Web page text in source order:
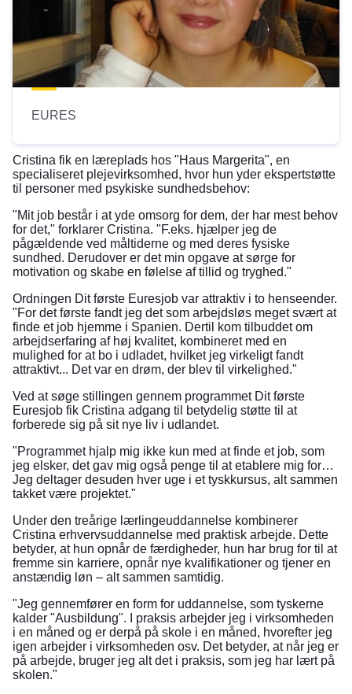
EURES
Cristina fik en læreplads hos "Haus Margerita", en
specialiseret plejevirksomhed, hvor hun yder ekspertstøtte
til personer med psykiske sundhedsbehov:
"Mit job består i at yde omsorg for dem, der har mest behov
for det," forklarer Cristina. "F.eks. hjælper jeg de
pågældende ved måltiderne og med deres fysiske
sundhed. Derudover er det min opgave at sørge for
motivation og skabe en følelse af tillid og tryghed."
Ordningen Dit første Euresjob var attraktiv i to henseender.
"For det første fandt jeg det som arbejdsløs meget svært at
finde et job hjemme i Spanien. Dertil kom tilbuddet om
arbejdserfaring af høj kvalitet, kombineret med en
mulighed for at bo i udladet, hvilket jeg virkeligt fandt
attraktivt... Det var en drøm, der blev til virkelighed."
Ved at søge stillingen gennem programmet Dit første
Euresjob fik Cristina adgang til betydelig støtte til at
forberede sig på sit nye liv i udlandet.
"Programmet hjalp mig ikke kun med at finde et job, som
jeg elsker, det gav mig også penge til at etablere mig for…
Jeg deltager desuden hver uge i et tyskkursus, alt sammen
takket være projektet."
Under den treårige lærlingeuddannelse kombinerer
Cristina erhvervsuddannelse med praktisk arbejde. Dette
betyder, at hun opnår de færdigheder, hun har brug for til at
fremme sin karriere, opnår nye kvalifikationer og tjener en
anstændig løn – alt sammen samtidig.
"Jeg gennemfører en form for uddannelse, som tyskerne
kalder "Ausbildung". I praksis arbejder jeg i virksomheden
i en måned og er derpå på skole i en måned, hvorefter jeg
igen arbejder i virksomheden osv. Det betyder, at når jeg er
på arbejde, bruger jeg alt det i praksis, som jeg har lært på
skolen."